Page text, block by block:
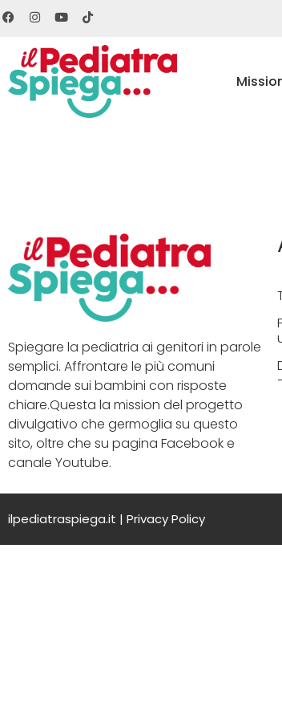
Spiegare la pediatria ai genitori in parole
semplici. Affrontare le più comuni
domande sui bambini con risposte
chiare.Questa la mission del progetto
divulgativo che germoglia su questo
sito, oltre che su pagina Facebook e
canale Youtube.
ilpediatraspiega.it | Privacy Policy